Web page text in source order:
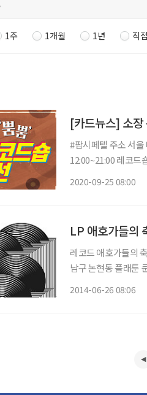
1주 1개월 1년 직
[카드뉴스] 소장
#팝시페텔 주소 서울 마포구 월드컵북로4길 44-7 한솔빌딩 102호 영업시간 매일
12:00~21:00 레코드
2020-09-25 08:00
LP 애호가들의
레코드 애호가들의 축제 ‘제4
남구 논현동 플래툰
2014-06-26 08:06